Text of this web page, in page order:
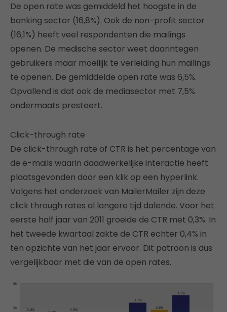
De open rate was gemiddeld het hoogste in de
banking sector (16,8%). Ook de non-profit sector
(16,1%) heeft veel respondenten die mailings
openen. De medische sector weet daarintegen
gebruikers maar moeilijk te verleiding hun mailings
te openen. De gemiddelde open rate was 6,5%.
Opvallend is dat ook de mediasector met 7,5%
ondermaats presteert.
Click-through rate
De click-through rate of CTR is het percentage van
de e-mails waarin daadwerkelijke interactie heeft
plaatsgevonden door een klik op een hyperlink.
Volgens het onderzoek van MailerMailer zijn deze
click through rates al langere tijd dalende. Voor het
eerste half jaar van 2011 groeide de CTR met 0,3%. In
het tweede kwartaal zakte de CTR echter 0,4% in
ten opzichte van het jaar ervoor. Dit patroon is dus
vergelijkbaar met die van de open rates.